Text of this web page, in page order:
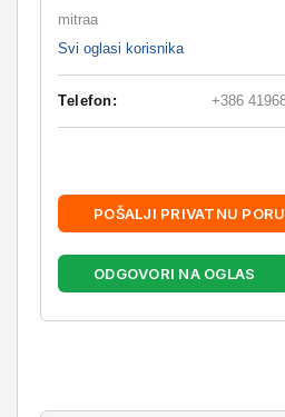
mitraa
Svi oglasi korisnika
Telefon: +386
POŠALJI PRIVATNU
ODGOVORI NA OGLAS